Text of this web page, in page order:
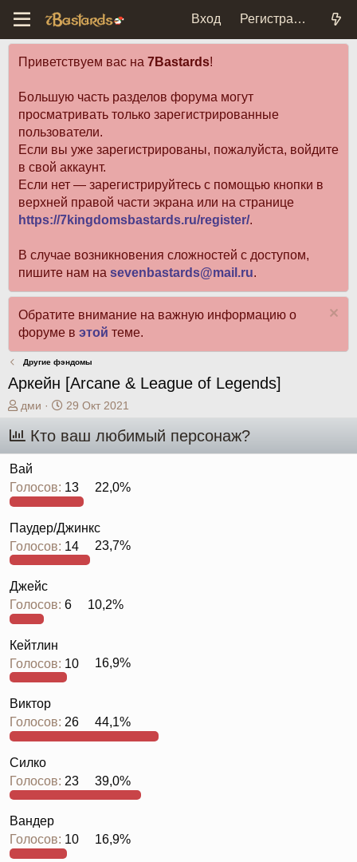
Вход Регистрация
Приветствуем вас на 7Bastards!
Большую часть разделов форума могут
просматривать только зарегистрированные
пользователи.
Если вы уже зарегистрированы, пожалуйста, войдите
в свой аккаунт.
Если нет — зарегистрируйтесь с помощью кнопки в
верхней правой части экрана или на странице
https://7kingdomsbastards.ru/register/.
В случае возникновения сложностей с доступом,
пишите нам на sevenbastards@mail.ru.
Обратите внимание на важную информацию о
форуме в этой теме.
Другие фэндомы
Аркейн [Arcane & League of Legends]
А
р
е
м
ы
дми
Д
т
а
ч
а
л
а
29 Окт 2021
Кто ваш любимый персонаж?
Вай
Голосов: 13 22,0%
Паудер/Джинкс
Голосов: 14 23,7%
Джейс
Голосов: 6 10,2%
Кейтлин
Голосов: 10 16,9%
Виктор
Голосов: 26 44,1%
Силко
Голосов: 23 39,0%
Вандер
Голосов: 10 16,9%